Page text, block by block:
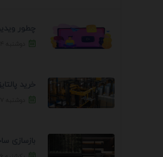
خرید
بازسازی